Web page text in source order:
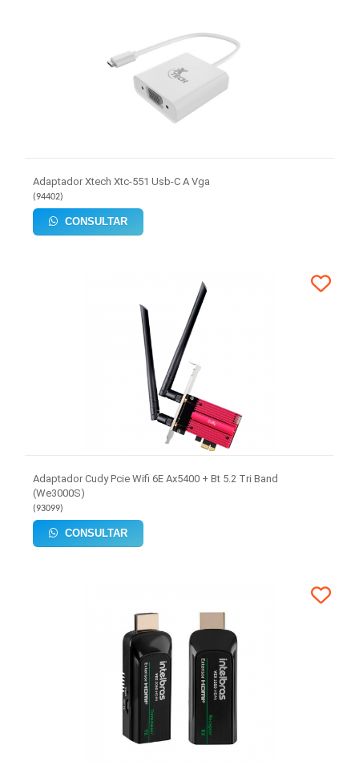
Adaptador Xtech Xtc-551 Usb-C A Vga
(94402)
CONSULTAR
Adaptador Cudy Pcie Wifi 6E Ax5400 + Bt 5.2 Tri Band
(We3000S)
(93099)
CONSULTAR